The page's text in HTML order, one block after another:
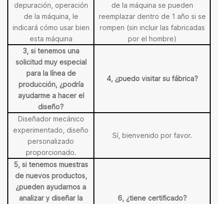
depuración, operación
de la máquina, le
indicará cómo usar bien
esta máquina
de la máquina se pueden
reemplazar dentro de 1 año si se
rompen (sin incluir las fabricadas
por el hombre)
3, si tenemos una
solicitud muy especial
para la línea de
producción, ¿podría
ayudarme a hacer el
diseño?
4, ¿puedo visitar su fábrica?
Diseñador mecánico
experimentado, diseño
personalizado
proporcionado.
Sí, bienvenido por favor.
5, si tenemos muestras
de nuevos productos,
¿pueden ayudarnos a
analizar y diseñar la
6, ¿tiene certificado?